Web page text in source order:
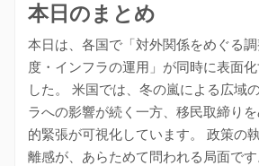
本日のまとめ
本日は、各国で「対外関係をめぐる
度・インフラの運用」が同時に表面
した。 米国では、冬の嵐による広域
ラへの影響が続く一方、移民取締り
的緊張が可視化しています。 政策の
離感が、あらためて問われる局面です